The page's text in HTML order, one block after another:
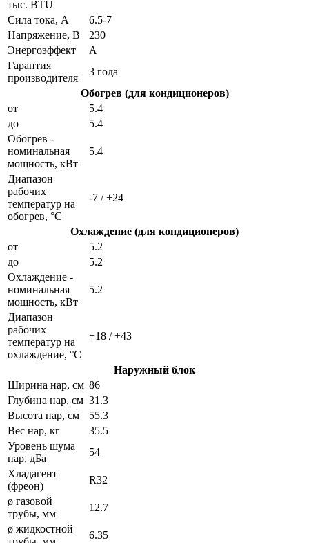
тыс. BTU
Сила тока, А
6.5-7
Напряжение, В
230
Энергоэффект
А
Гарантия
производителя
3 года
Обогрев (для кондиционеров)
от
5.4
до
5.4
Обогрев -
номинальная
мощность, кВт
5.4
Диапазон
рабочих
температур на
обогрев, °C
-7 / +24
Охлаждение (для кондиционеров)
от
5.2
до
5.2
Охлаждение -
номинальная
мощность, кВт
5.2
Диапазон
рабочих
температур на
охлаждение, °C
+18 / +43
Наружный блок
Ширина нар, см 86
Глубина нар, см 31.3
Высота нар, см
55.3
Вес нар, кг
35.5
Уровень шума
нар, дБа
54
Хладагент
(фреон)
R32
ø газовой
трубы, мм
12.7
ø жидкостной
6.35